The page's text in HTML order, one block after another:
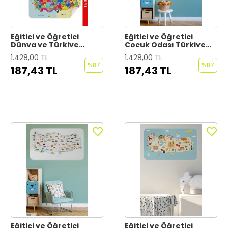
Eğitici ve Öğretici
Dünya ve Türkiye
Haritası Çocuk Odası
Duvar Sticker-60x105-
3882
1.428,00 TL
187,43 TL %87
Eğitici ve Öğretici
Cocuk Odası Türkiye
Haritası Duvar Sticker-
60x105-3881
1.428,00 TL
187,43 TL %87
Eğitici ve Öğretici Eğitici ve Öğretici